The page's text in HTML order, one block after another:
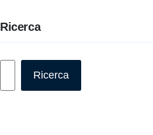
Ricerca
Ricerca